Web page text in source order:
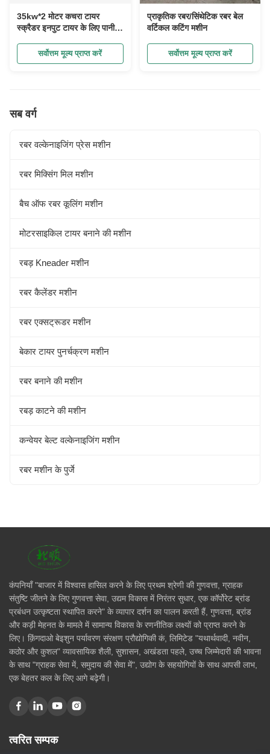
35kw*2 मोटर कचरा टायर
स्क्रैडर इनपुट टायर के लिए पानी
सर्वोत्तम मूल्य प्राप्त करें
प्राकृतिक रबर/सिंथेटिक रबर बेल
वर्टिकल कटिंग मशीन
सर्वोत्तम मूल्य प्राप्त करें
सब वर्ग
रबर वल्केनाइजिंग प्रेस मशीन
रबर मिक्सिंग मिल मशीन
बैच ऑफ रबर कूलिंग मशीन
मोटरसाइकिल टायर बनाने की मशीन
रबड़ Kneader मशीन
रबर कैलेंडर मशीन
रबर एक्सट्रूडर मशीन
बेकार टायर पुनर्चक्रण मशीन
रबर बनाने की मशीन
रबड़ काटने की मशीन
कन्वेयर बेल्ट वल्केनाइजिंग मशीन
रबर मशीन के पुर्जे
कंपनियाँ "बाजार में विश्वास हासिल करने के लिए प्रथम श्रेणी की गुणवत्ता, ग्राहक
संतुष्टि जीतने के लिए गुणवत्ता सेवा, उद्यम विकास में निरंतर सुधार, एक कॉर्पोरेट ब्रांड
प्रबंधन उत्कृष्टता स्थापित करने" के व्यापार दर्शन का पालन करती हैं, गुणवत्ता, ब्रांड
और कड़ी मेहनत के मामले में सामान्य विकास के रणनीतिक लक्ष्यों को प्राप्त करने के
लिए। क़िंगदाओ बेइशुन पर्यावरण संरक्षण प्रौद्योगिकी कं, लिमिटेड "यथार्थवादी, नवीन,
कठोर और कुशल" व्यावसायिक शैली, सुशासन, अखंडता पहले, उच्च जिम्मेदारी की भावना
के साथ "ग्राहक सेवा में, समुदाय की सेवा में", उद्योग के सहयोगियों के साथ आपसी लाभ,
एक बेहतर कल के लिए आगे बढ़ेगी।
त्वरित सम्पक